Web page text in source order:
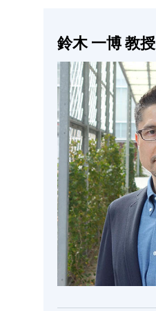
鈴木 一博 教授